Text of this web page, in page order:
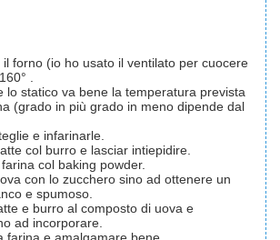
il forno (io ho usato il ventilato per cuocere
.
lo statico va bene la temperatura prevista
(grado in più grado in meno dipende dal
e infarinarle.
col burro e lasciar intiepidire.
col baking powder.
con lo zucchero sino ad ottenere un
e spumoso.
e burro al composto di uova e
ad incorporare.